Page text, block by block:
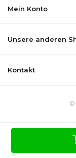
Mein Konto
Unsere anderen
Kontakt
©